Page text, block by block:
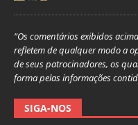
“Os comentários exibidos
refletem de qualquer modo a
de seus patrocinadores, os
forma pelas informações
SIGA-NOS